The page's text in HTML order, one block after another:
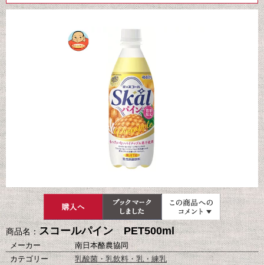
商品名：スコールパイン PET500ml
メーカー
南日本酪農協同
カテゴリー
乳酸菌・乳飲料・乳・練乳